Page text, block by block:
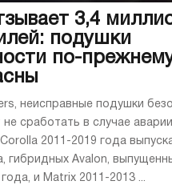
3,4
подушки
по-
неисправные подушки
не сработать в случае
2011-2019 года
гибридных Avalon,
и Matrix 2011-2013 ...